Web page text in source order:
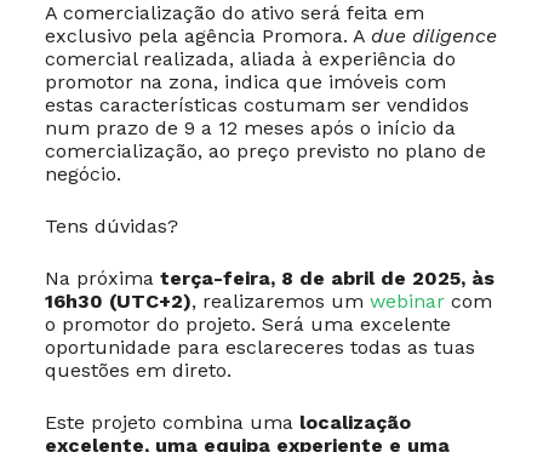
A comercialização do ativo será feita em
exclusivo pela agência Promora. A due diligence
comercial realizada, aliada à experiência do
promotor na zona, indica que imóveis com
estas características costumam ser vendidos
num prazo de 9 a 12 meses após o início da
comercialização, ao preço previsto no plano de
negócio.
Tens dúvidas?
Na próxima terça-feira, 8 de abril de 2025, às
16h30 (UTC+2), realizaremos um webinarcom
o promotor do projeto. Será uma excelente
oportunidade para esclareceres todas as tuas
questões em direto.
Este projeto combina uma localização
excelente, uma equipa experiente e uma